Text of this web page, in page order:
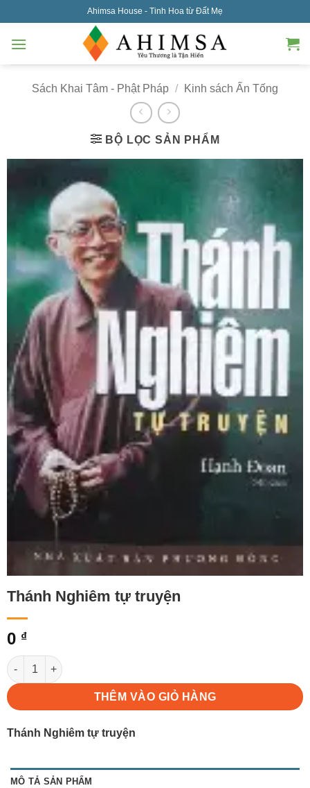
to
content
Ahimsa House - Tinh Hoa từ Đất Mẹ
Sách Khai Tâm - Phật Pháp / Kinh sách Ấn Tống
BỘ LỌC SẢN PHẨM
Thánh Nghiêm tự truyện
0 ₫
Thánh Nghiêm tự truyện số lượng
THÊM VÀO GIỎ HÀNG
Thánh Nghiêm tự truyện
MÔ TẢ SẢN PHẨM